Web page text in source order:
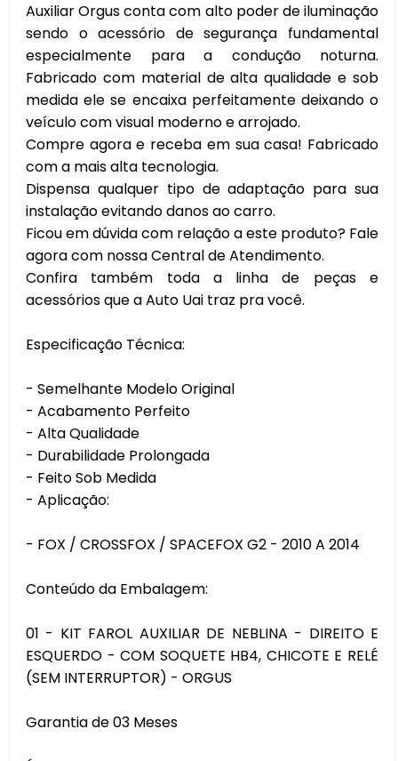
Auxiliar Orgus conta com alto poder de iluminação
sendo o acessório de segurança fundamental
especialmente para a condução noturna.
Fabricado com material de alta qualidade e sob
medida ele se encaixa perfeitamente deixando o
veículo com visual moderno e arrojado.
Compre agora e receba em sua casa! Fabricado
com a mais alta tecnologia.
Dispensa qualquer tipo de adaptação para sua
instalação evitando danos ao carro.
Ficou em dúvida com relação a este produto? Fale
agora com nossa Central de Atendimento.
Confira também toda a linha de peças e
acessórios que a Auto Uai traz pra você.
Especificação Técnica:
- Semelhante Modelo Original
- Acabamento Perfeito
- Alta Qualidade
- Durabilidade Prolongada
- Feito Sob Medida
- Aplicação:
- FOX / CROSSFOX / SPACEFOX G2 - 2010 A 2014
Conteúdo da Embalagem:
01 - KIT FAROL AUXILIAR DE NEBLINA - DIREITO E
ESQUERDO - COM SOQUETE HB4, CHICOTE E RELÉ
(SEM INTERRUPTOR) - ORGUS
Garantia de 03 Meses